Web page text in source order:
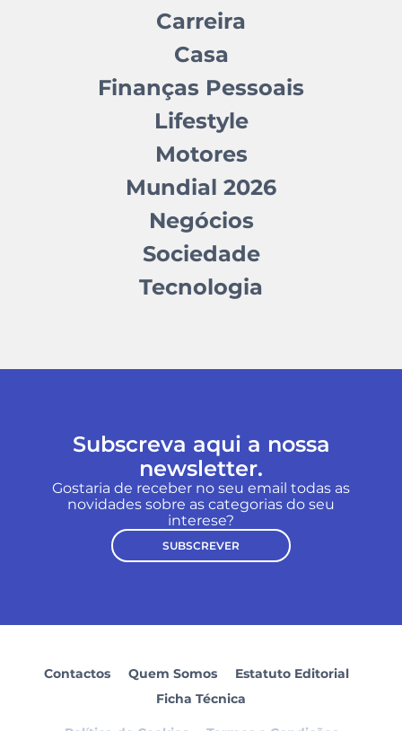
Carreira
Casa
Finanças Pessoais
Lifestyle
Motores
Mundial 2026
Negócios
Sociedade
Tecnologia
Subscreva aqui a nossa
newsletter.
Gostaria de receber no seu email todas as
novidades sobre as categorias do seu
interese?
SUBSCREVER
Contactos Quem Somos
Estatuto Editorial
Ficha Técnica